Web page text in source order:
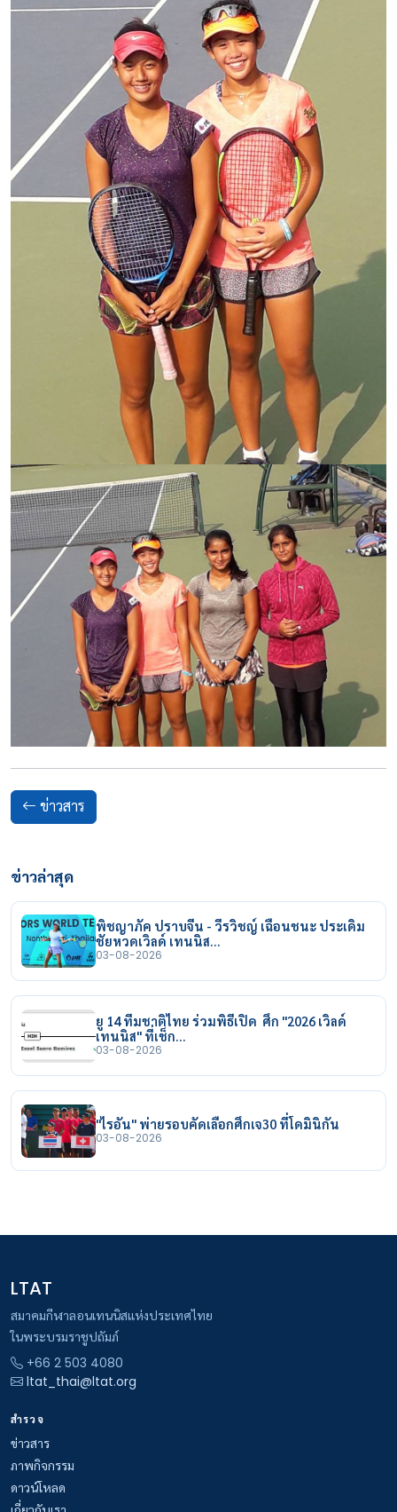
ข่าวสาร
ข่าวล่าสุด
พิชญาภัค ปราบจีน - วีรวิชญ์ เฉือนชนะ ประเดิม
ชัยหวดเวิลด์ เทนนิส…
03-08-2026
ยู 14 ทีมชาติไทย ร่วมพิธีเปิด ศึก "2026 เวิลด์
เทนนิส" ที่เช็ก…
03-08-2026
"ไรอัน" พ่ายรอบคัดเลือกศึกเจ30 ที่โดมินิกัน
03-08-2026
LTAT
สมาคมกีฬาลอนเทนนิสแห่งประเทศไทย
ในพระบรมราชูปถัมภ์
+66 2 503 4080
ltat_thai@ltat.org
สำรวจ
ข่าวสาร
ภาพกิจกรรม
ดาวน์โหลด